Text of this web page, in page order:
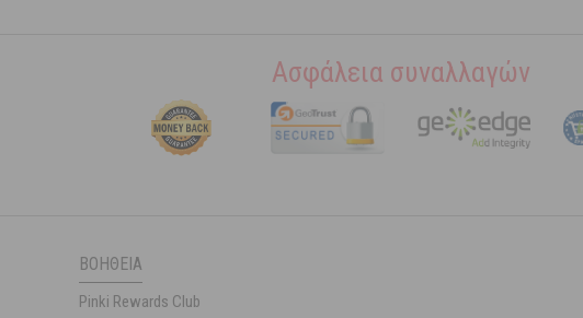
Ασφάλεια συναλλαγών
ΒΟΉΘΕΙΑ
Pinki Rewards Club